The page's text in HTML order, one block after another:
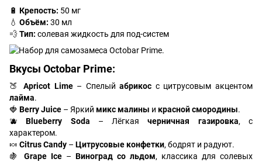
🔋 Крепость: 50 мг
💧 Объём: 30 мл
💨Тип: солевая жидкость для под-систем
Вкусы Octobar Prime:
🍑Apricot Lime– Спелыйабрикос с цитрусовым акцентом
лайма.
🍓 Berry Juice – Яркий микс малины и красной смородины.
🫐Blueberry Soda – Лёгкаячерничная газировка, с
характером.
🍬 Citrus Candy – Цитрусовые конфетки, бодрят и радуют.
🍇 Grape Ice – Виноград со льдом, классика для солевых